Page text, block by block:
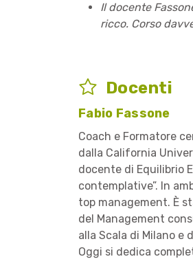
Il docente
ricco. Corso
Docenti
Fabio Fassone
Coach e Formatore
dalla California
docente di Equilibrio
contemplative”. In
top management. È
del Management
alla Scala di Milano e
Oggi si dedica